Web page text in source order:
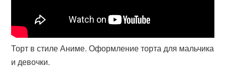
Торт в стиле Аниме. Оформление торта для мальчика
и девочки.